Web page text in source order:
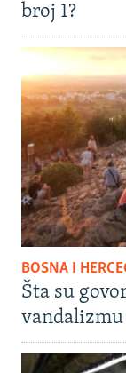
broj 1?
BOSNA I
Šta su